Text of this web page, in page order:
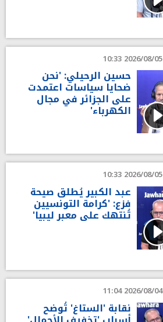
2026/08/05 10:33
حسين الرحيلي: 'نحن
ضحايا سياسات اعتمدت
على الجزائر في مجال
الكهرباء'
2026/08/05 10:33
عبد الكبير يُطلق صيحة
فزع: 'كرامة التونسيين
تُنتهك على معبر ليبيا'
2026/08/04 11:04
نقابة 'الستاغ' تُوضح